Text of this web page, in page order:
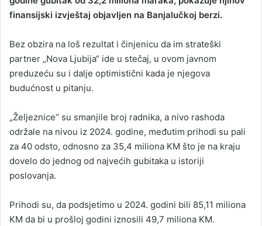
finansijski izvještaj objavljen na Banjalučkoj berzi.
Bez obzira na loš rezultat i činjenicu da im strateški
partner „Nova Ljubija“ ide u stečaj, u ovom javnom
preduzeću su i dalje optimistični kada je njegova
budućnost u pitanju.
„Željeznice“ su smanjile broj radnika, a nivo rashoda
održale na nivou iz 2024. godine, međutim prihodi su pali
za 40 odsto, odnosno za 35,4 miliona KM što je na kraju
dovelo do jednog od najvećih gubitaka u istoriji
poslovanja.
Prihodi su, da podsjetimo u 2024. godini bili 85,11 miliona
KM da bi u prošloj godini iznosili 49,7 miliona KM.